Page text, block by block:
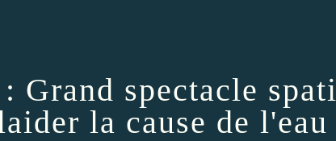
Grand spectacle
la cause de l'eau